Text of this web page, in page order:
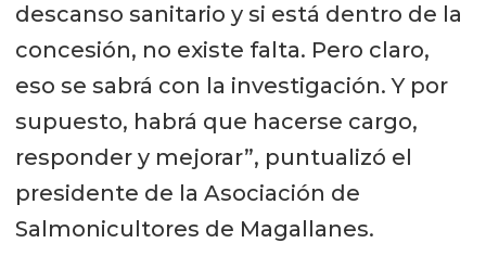
descanso sanitario y si está dentro de la
concesión, no existe falta. Pero claro,
eso se sabrá con la investigación. Y por
supuesto, habrá que hacerse cargo,
responder y mejorar”, puntualizó el
presidente de la Asociación de
Salmonicultores de Magallanes.